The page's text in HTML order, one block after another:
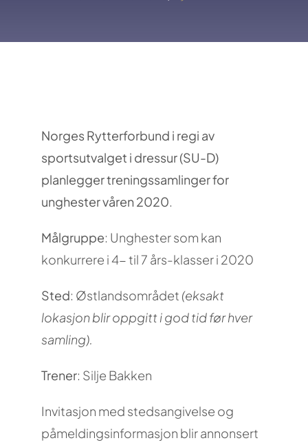
Norges Rytterforbund i regi av
sportsutvalget i dressur (SU-D)
planlegger treningssamlinger for
unghester våren 2020.
Målgruppe: Unghester som kan
konkurrere i 4- til 7 års-klasser i 2020
Sted: Østlandsområdet (eksakt
lokasjon blir oppgitt i god tid før hver
samling).
Trener: Silje Bakken
Invitasjon med stedsangivelse og
påmeldingsinformasjon blir annonsert